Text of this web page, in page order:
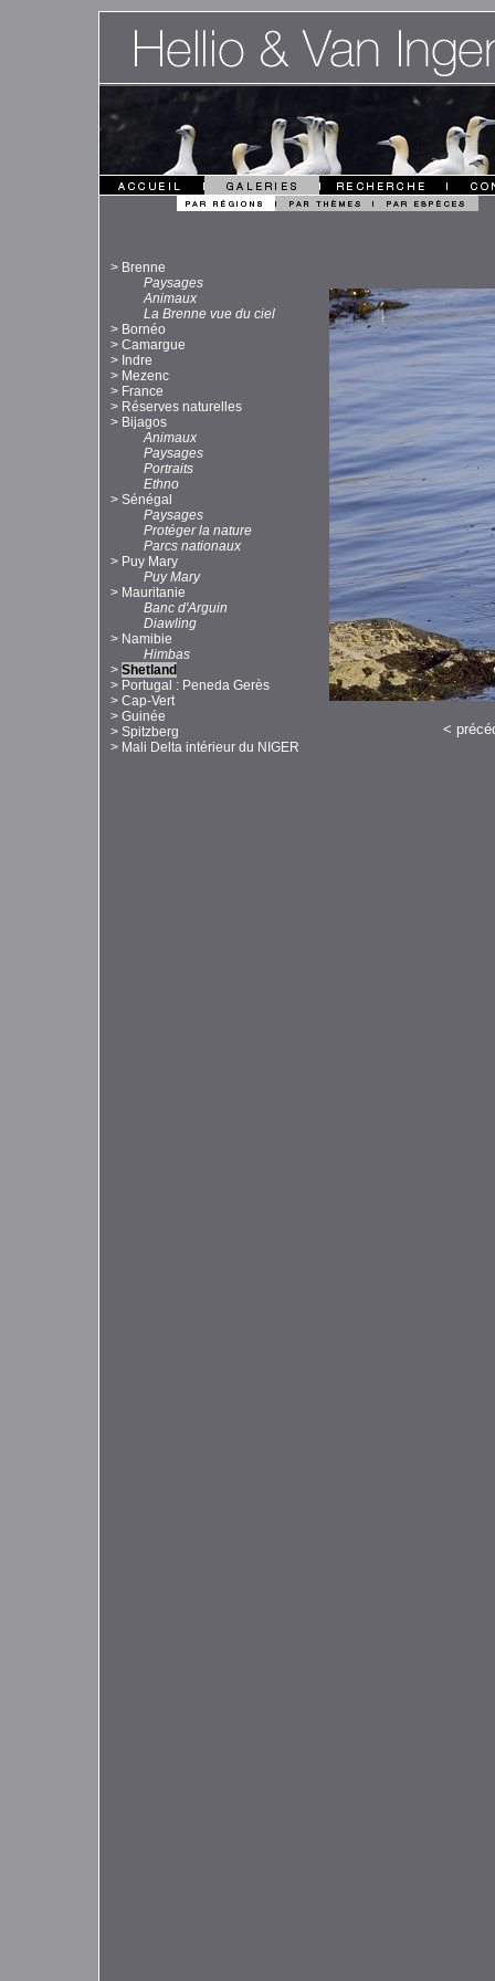
> Brenne
Paysages
Animaux
La Brenne vue du ciel
> Bornéo
> Camargue
> Indre
> Mezenc
> France
> Réserves naturelles
> Bijagos
Animaux
Paysages
Portraits
Ethno
> Sénégal
Paysages
Protéger la nature
Parcs nationaux
> Puy Mary
Puy Mary
> Mauritanie
Banc d'Arguin
Diawling
> Namibie
Himbas
> Shetland
> Portugal : Peneda Gerès
> Cap-Vert
> Guinée
> Spitzberg
> Mali Delta intérieur du NIGER
<